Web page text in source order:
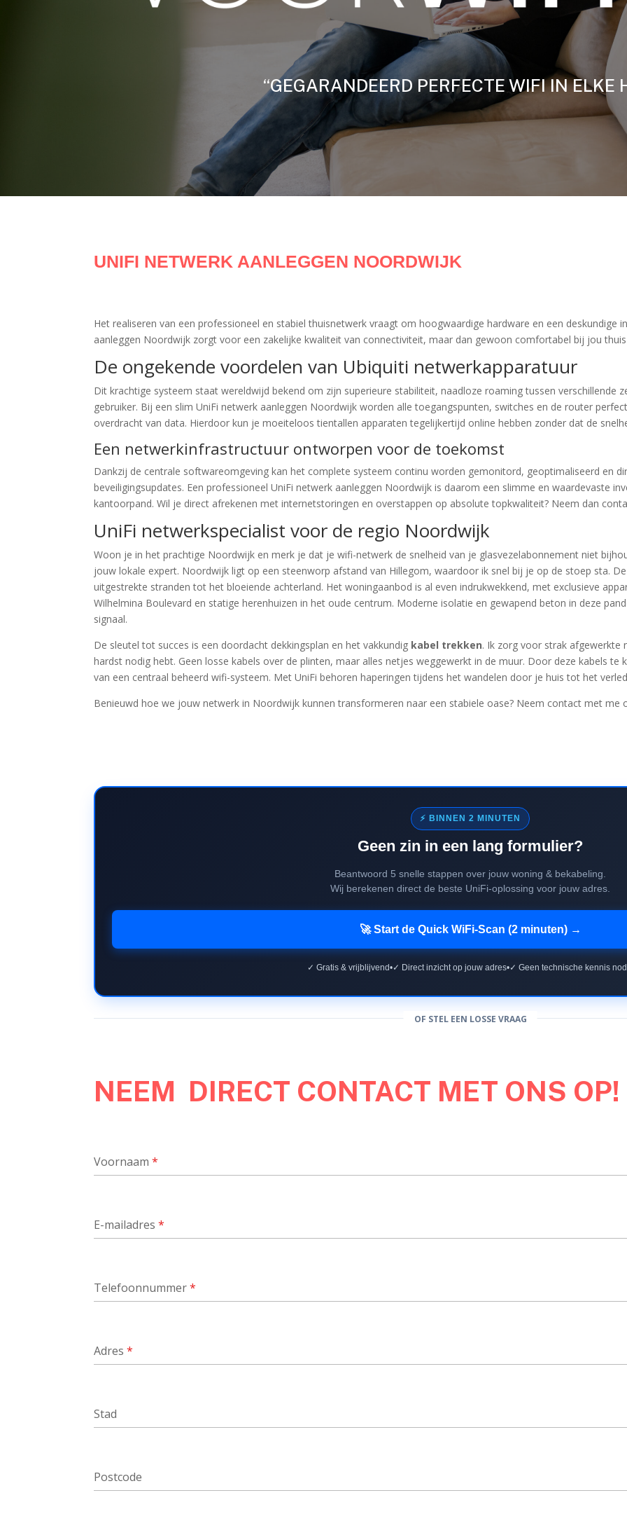
“GEGARANDEERD PERFECTE WIFI IN ELKE
UNIFI NETWERK AANLEGGEN NOORDWIJK
Het realiseren van een professioneel en stabiel thuisnetwerk vraagt om hoogwaardige hardware en een deskundige
aanleggen Noordwijk zorgt voor een zakelijke kwaliteit van connectiviteit, maar dan gewoon comfortabel bij jou
De ongekende voordelen van Ubiquiti netwerkapparatuur
Dit krachtige systeem staat wereldwijd bekend om zijn superieure stabiliteit, naadloze roaming tussen verschillende
gebruiker. Bij een slim UniFi netwerk aanleggen Noordwijk worden alle toegangspunten, switches en de router
overdracht van data. Hierdoor kun je moeiteloos tientallen apparaten tegelijkertijd online hebben zonder dat de
Een netwerkinfrastructuur ontworpen voor de toekomst
Dankzij de centrale softwareomgeving kan het complete systeem continu worden gemonitord, geoptimaliseerd en
beveiligingsupdates. Een professioneel UniFi netwerk aanleggen Noordwijk is daarom een slimme en waardevaste
kantoorpand. Wil je direct afrekenen met internetstoringen en overstappen op absolute topkwaliteit? Neem dan
UniFi netwerkspecialist voor de regio Noordwijk
Woon je in het prachtige Noordwijk en merk je dat je wifi-netwerk de snelheid van je glasvezelabonnement niet
jouw lokale expert. Noordwijk ligt op een steenworp afstand van Hillegom, waardoor ik snel bij je op de stoep sta.
uitgestrekte stranden tot het bloeiende achterland. Het woningaanbod is al even indrukwekkend, met exclusieve
Wilhelmina Boulevard en statige herenhuizen in het oude centrum. Moderne isolatie en gewapend beton in deze
signaal.
De sleutel tot succes is een doordacht dekkingsplan en het vakkundig kabel trekken. Ik zorg voor strak afgewerkte
hardst nodig hebt. Geen losse kabels over de plinten, maar alles netjes weggewerkt in de muur. Door deze kabels te
van een centraal beheerd wifi-systeem. Met UniFi behoren haperingen tijdens het wandelen door je huis tot het
Benieuwd hoe we jouw netwerk in Noordwijk kunnen transformeren naar een stabiele oase? Neem contact met me
⚡ BINNEN 2 MINUTEN
Geen zin in een lang formulier?
Beantwoord 5 snelle stappen over jouw woning & bekabeling.
Wij berekenen direct de beste UniFi-oplossing voor jouw adres.
🚀 Start de Quick WiFi-Scan (2 minuten) →
✓ Gratis & vrijblijvend•✓ Direct inzicht op jouw adres•✓ Geen technische kennis
OF STEL EEN LOSSE VRAAG
NEEM DIRECT CONTACT MET ONS OP!
Voornaam*
E-mailadres*
Telefoonnummer*
Adres*
Stad
Postcode